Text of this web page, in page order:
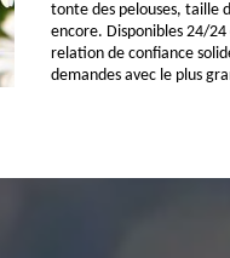
tonte des pelouses, taille
encore. Disponibles 24/
relation de confiance
demandes avec le plus